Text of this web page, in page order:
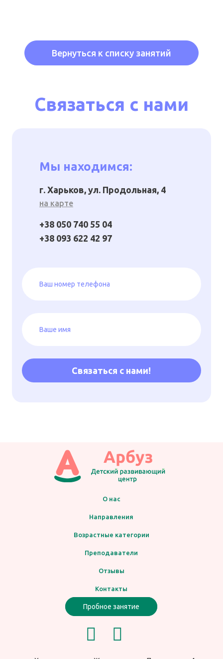
Вернуться к списку занятий
Связаться с нами
Мы находимся:
г. Харьков, ул. Продольная, 4
на карте
+38 050 740 55 04
+38 093 622 42 97
Связаться с нами!
О нас
Направления
Возрастные категории
Преподаватели
Отзывы
Контакты
Пробное занятие